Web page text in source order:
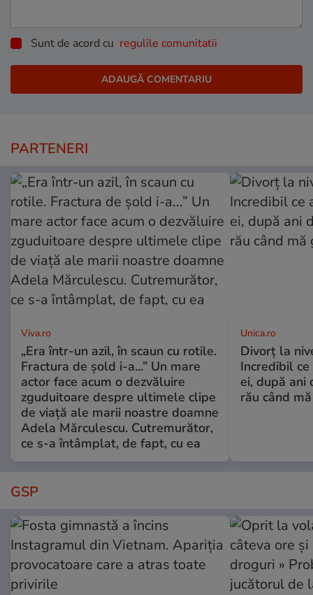
Sunt de acord cu regulile comunitatii
PARTENERI
Viva.ro
„Era într-un azil, în scaun cu rotile.
Fractura de șold i-a...” Un mare
actor face acum o dezvăluire
zguduitoare despre ultimele clipe
de viață ale marii noastre doamne
Adela Mărculescu. Cutremurător,
ce s-a întâmplat, de fapt, cu ea
Unica.ro
Divorț la
Incredibil
ei, după ani
rău când
GSP